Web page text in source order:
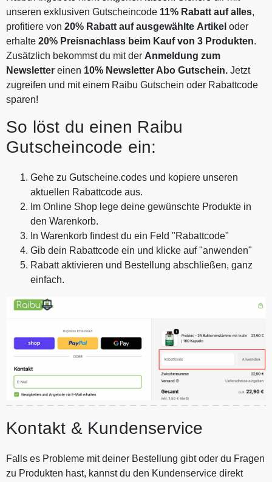
unseren exklusiven Gutscheincode 11% Rabatt auf alles,
profitiere von 20% Rabatt auf ausgewählte Artikel oder
erhalte 20% Preisnachlass beim Kauf von 3 Produkten.
Zusätzlich bekommst du mit der Anmeldung zum
Newsletter einen 10% Newsletter Abo Gutschein. Jetzt
zugreifen und mit einem Raibu Gutschein oder Rabattcode
sparen!
So löst du einen Raibu
Gutscheincode ein:
Gehe zu Gutscheine.codes und kopiere unseren
aktuellen Rabattcode aus.
Im Online Shop lege deine gewünschte Produkte in
den Warenkorb.
In Warenkorb findest du ein Feld "Rabattcode"
Gib dein Rabattcode ein und klicke auf "anwenden"
Rabatt aktivieren und Bestellung abschließen, ganz
einfach.
Kontakt & Kundenservice
Falls es Probleme mit deiner Bestellung gibt oder du Fragen
zu Produkten hast, kannst du den Kundenservice direkt